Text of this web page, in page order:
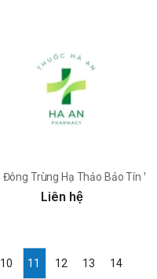
Đông Trùng Hạ Thảo Bảo Tín
Liên hệ
10 11 12 13 14